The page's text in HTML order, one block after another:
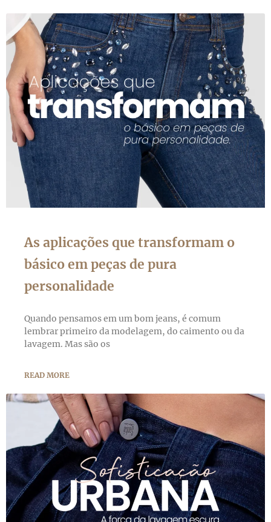
As aplicações que transformam o
básico em peças de pura
personalidade
Quando pensamos em um bom jeans, é comum
lembrar primeiro da modelagem, do caimento ou da
lavagem. Mas são os
READ MORE